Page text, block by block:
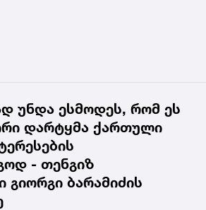
უნდა ესმოდეს, რომ ეს
დარტყმა ქართული
- თენგიზ
გიორგი ბარამიძის